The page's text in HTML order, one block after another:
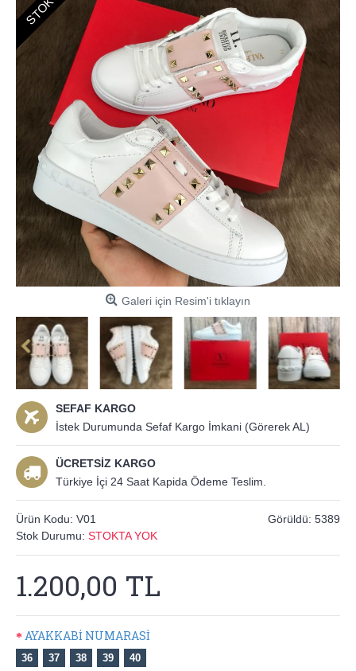
Galeri için Resim'i tıklayın
SEFAF KARGO
İstek Durumunda Sefaf Kargo İmkani (Görerek AL)
ÜCRETSİZ KARGO
Türkiye İçi 24 Saat Kapida Ödeme Teslim.
Görüldü: 5389
Ürün Kodu: V01
Stok Durumu: STOKTA YOK
1.200,00 TL
AYAKKABİ NUMARASİ
36 37 38 39 40